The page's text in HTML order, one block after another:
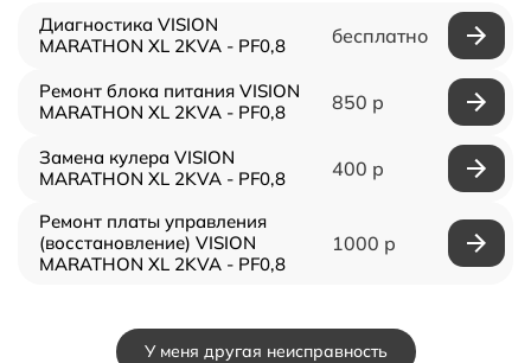
Диагностика VISION
MARATHON XL 2KVA - PF0,8
бесплатно
Ремонт блока питания VISION
MARATHON XL 2KVA - PF0,8
850 р
Замена кулера VISION
MARATHON XL 2KVA - PF0,8
400 р
Ремонт платы управления
(восстановление) VISION
MARATHON XL 2KVA - PF0,8
1000 р
У меня другая неисправность